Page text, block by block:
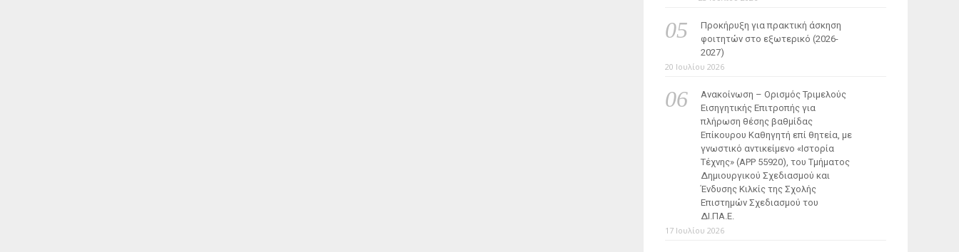
Προκήρυξη για πρακτική άσκηση
φοιτητών στο εξωτερικό (2026-
2027)
20 Ιουλίου 2026
Ανακοίνωση – Ορισμός Τριμελούς
Εισηγητικής Επιτροπής για
πλήρωση θέσης βαθμίδας
Επίκουρου Καθηγητή επί θητεία, με
γνωστικό αντικείμενο «Ιστορία
Τέχνης» (ΑΡΡ 55920), του Τμήματος
Δημιουργικού Σχεδιασμού και
Ένδυσης Κιλκίς της Σχολής
Επιστημών Σχεδιασμού του
ΔΙ.ΠΑ.Ε.
17 Ιουλίου 2026